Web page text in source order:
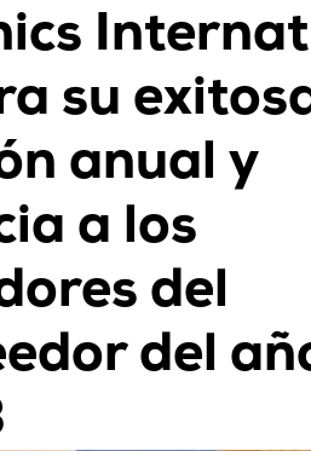
su
anual y
a los
del
del